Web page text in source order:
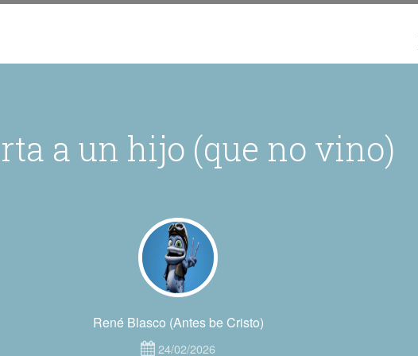
a un hijo (que no vino)
René Blasco (Antes be Cristo)
24/02/2026